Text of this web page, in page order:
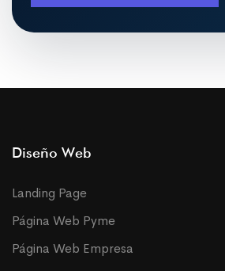
Diseño Web
Landing Page
Página Web Pyme
Página Web Empresa